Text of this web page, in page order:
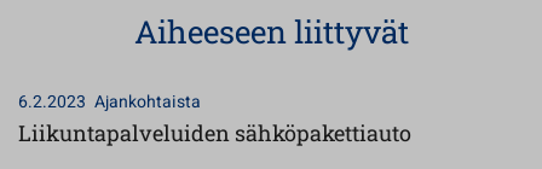
Aiheeseen liittyvät
6.2.2023 Ajankohtaista
Liikuntapalveluiden sähköpakettiauto